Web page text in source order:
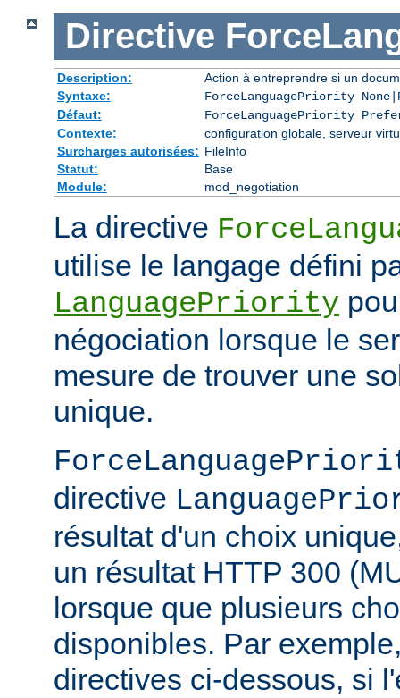
Directive
Description:
Action à entreprendre si un
Syntaxe:
ForceLanguagePriority
Défaut:
ForceLanguagePriority
Contexte:
configuration globale, serveur
Surcharges autorisées: FileInfo
Statut:
Base
Module:
mod_negotiation
La directive
utilise le langage défini
LanguagePriority
négociation lorsque le
mesure de trouver une
unique.
directive
résultat d'un choix
un résultat HTTP 300
lorsque que plusieurs
disponibles. Par
directives ci-dessous, si